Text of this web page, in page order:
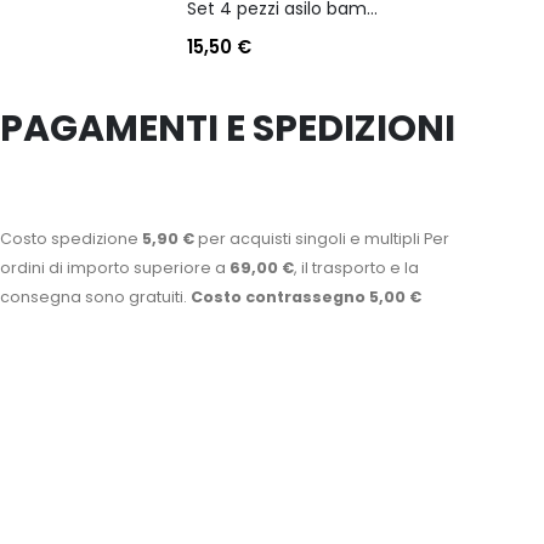
Set 4 pezzi asilo bambino personaggio batman
15,50 €
PAGAMENTI E SPEDIZIONI
Costo spedizione 5,90 €per acquisti singoli e multipli Per
ordini di importo superiore a 69,00 €, il trasporto e la
consegna sono gratuiti. Costo contrassegno 5,00 €